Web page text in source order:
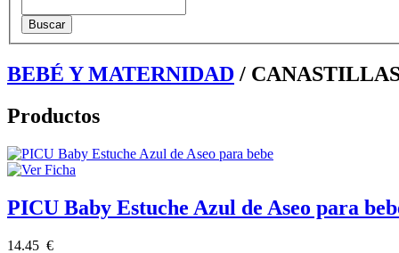
BEBÉ Y MATERNIDAD /
Productos
PICU Baby Estuche Azul de Aseo para
14.45 €